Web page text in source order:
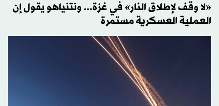
«لا وقف لإطلاق النار» في غزة... ونتنياهو يقول إن
العملية العسكرية مستمرة